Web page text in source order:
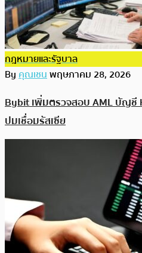
กฎหมายและรัฐบาล
Byคุณเชนพฤษภาคม 28, 2026
Bybit เพิ่มตรวจสอบ AML บัญชี
ปมเชื่อมรัสเซีย